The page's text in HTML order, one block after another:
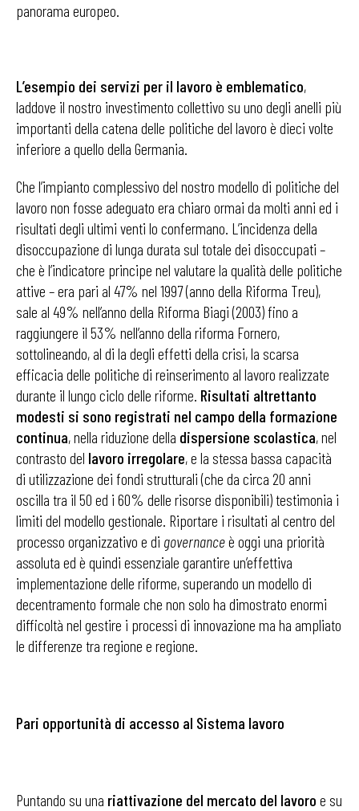
panorama europeo.
L’esempio dei servizi per il lavoro è emblematico,
laddove il nostro investimento collettivo su uno degli anelli più
importanti della catena delle politiche del lavoro è dieci volte
inferiore a quello della Germania.
Che l’impianto complessivo del nostro modello di politiche del
lavoro non fosse adeguato era chiaro ormai da molti anni ed i
risultati degli ultimi venti lo confermano. L’incidenza della
disoccupazione di lunga durata sul totale dei disoccupati –
che è l’indicatore principe nel valutare la qualità delle politiche
attive – era pari al 47% nel 1997 (anno della Riforma Treu),
sale al 49% nell’anno della Riforma Biagi (2003) fino a
raggiungere il 53% nell’anno della riforma Fornero,
sottolineando, al di la degli effetti della crisi, la scarsa
efficacia delle politiche di reinserimento al lavoro realizzate
durante il lungo ciclo delle riforme. Risultati altrettanto
modesti si sono registrati nel campo della formazione
continua, nella riduzione della dispersione scolastica, nel
contrasto del lavoro irregolare, e la stessa bassa capacità
di utilizzazione dei fondi strutturali (che da circa 20 anni
oscilla tra il 50 ed i 60% delle risorse disponibili) testimonia i
limiti del modello gestionale. Riportare i risultati al centro del
processo organizzativo e di governanceè oggi una priorità
assoluta ed è quindi essenziale garantire un’effettiva
implementazione delle riforme, superando un modello di
decentramento formale che non solo ha dimostrato enormi
difficoltà nel gestire i processi di innovazione ma ha ampliato
le differenze tra regione e regione.
Pari opportunità di accesso al Sistema lavoro
Puntando su una riattivazione del mercato del lavoro e su